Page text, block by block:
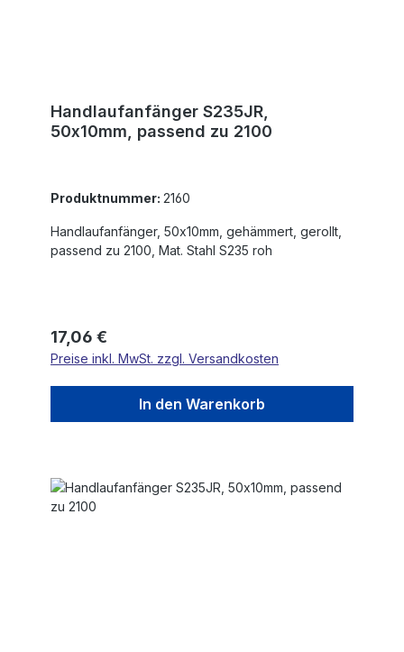
Handlaufanfänger S235JR,
50x10mm, passend zu 2100
Produktnummer: 2160
Handlaufanfänger, 50x10mm, gehämmert, gerollt,
passend zu 2100, Mat. Stahl S235 roh
Regulärer Preis:
17,06 €
Preise inkl. MwSt. zzgl. Versandkosten
In den Warenkorb